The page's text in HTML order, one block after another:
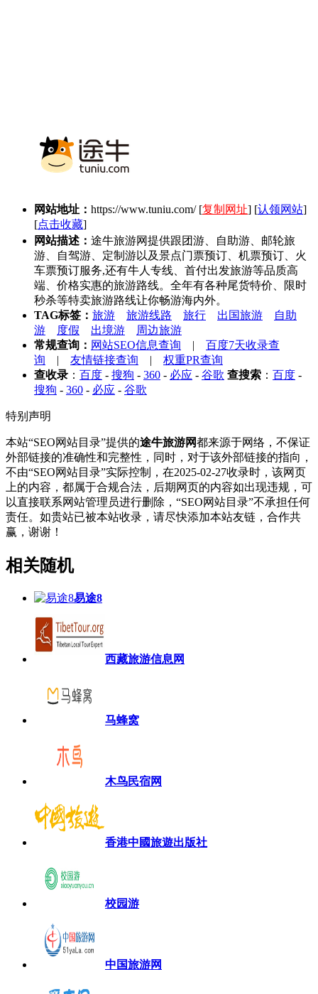
网站地址： https://www.tuniu.com/ [复制网址] [认领网站]
[点击收藏]
网站描述： 途牛旅游网提供跟团游、自助游、邮轮旅
游、自驾游、定制游以及景点门票预订、机票预订、火
车票预订服务,还有牛人专线、首付出发旅游等品质高
端、价格实惠的旅游路线。全年有各种尾货特价、限时
秒杀等特卖旅游路线让你畅游海内外。
TAG标签： 旅游 旅游线路 旅行 出国旅游
自助
游
度假 出境游
周边旅游
常规查询： 网站SEO信息查询 | 百度7天收录查
询 | 友情链接查询 | 权重PR查询
查收录 ： 百度 - 搜狗 - 360 - 必应 - 谷歌 查搜索 ： 百度 -
搜狗 - 360 - 必应 - 谷歌
特别声明
本站“SEO网站目录”提供的途牛旅游网都来源于网络，不保证
外部链接的准确性和完整性，同时，对于该外部链接的指向，
不由“SEO网站目录”实际控制，在2025-02-27收录时，该网页
上的内容，都属于合规合法，后期网页的内容如出现违规，可
以直接联系网站管理员进行删除，“SEO网站目录”不承担任何
责任。如贵站已被本站收录，请尽快添加本站友链，合作共
赢，谢谢！
相关随机
易途8
西藏旅游信息网
马蜂窝
木鸟民宿网
香港中國旅遊出版社
校园游
中国旅游网